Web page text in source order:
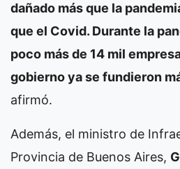
dañado más que la
que el Covid. Durante la
poco más de 14 mil
gobierno ya se fundieron
afirmó.
Además, el ministro de
Provincia de Buenos Aires,